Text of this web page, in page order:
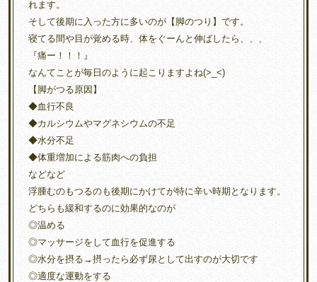
れます。
そして後期に入った方に多いのが【脚のつり】です。
寝てる間や目が覚める時、体をぐーんと伸ばしたら、、、
『痛ー！！！』
なんてことが毎日のように起こりますよね(>_<)
【脚がつる原因】
◆血行不良
◆カルシウムやマグネシウムの不足
◆水分不足
◆体重増加による筋肉への負担
などなど
浮腫むのもつるのも後期にかけてが特に辛い時期となります。
どちらも緩和するのに効果的なのが
◎温める
◎マッサージをして血行を促進する
◎水分を摂る→摂ったら必ず尿として出すのが大切です
◎適度な運動をする